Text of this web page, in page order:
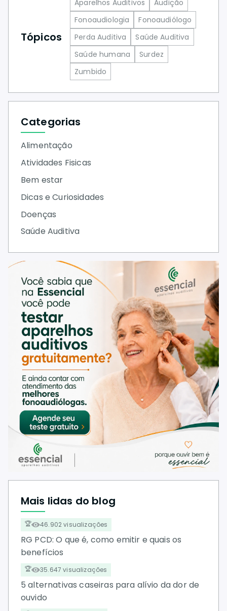
Tópicos
Aparelhos Auditivos
Audição
Fonoaudiologia
Fonoaudiólogo
Perda Auditiva
Saúde Auditiva
Saúde humana
Surdez
Zumbido
Categorias
Alimentação
Atividades Fisicas
Bem estar
Dicas e Curiosidades
Doenças
Saúde Auditiva
Mais lidas do blog
46.902 visualizações
RG PCD: O que é, como emitir e quais os
benefícios
35.647 visualizações
5 alternativas caseiras para alívio da dor de
ouvido